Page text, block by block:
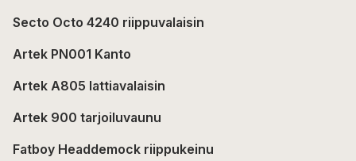
Secto Octo 4240 riippuvalaisin
Artek PN001 Kanto
Artek A805 lattiavalaisin
Artek 900 tarjoiluvaunu
Fatboy Headdemock riippukeinu